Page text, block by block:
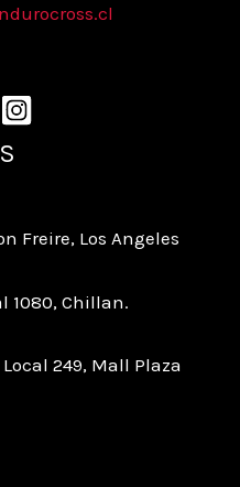
Freire, Los Angeles
1080, Chillan.
249, Mall Plaza